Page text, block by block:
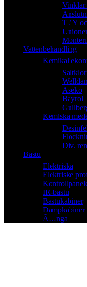
Vinklar
T / Y
Unioner
Vattenbehandling
Aseko
Bayrol
Kemiska
Div.
Bastu
Elektriska
Elektriske
IR-bastu
Bastukabiner
Dampkabiner
Ã…nga